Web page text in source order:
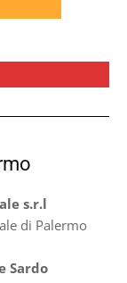
s.r.l
di Palermo
Sardo